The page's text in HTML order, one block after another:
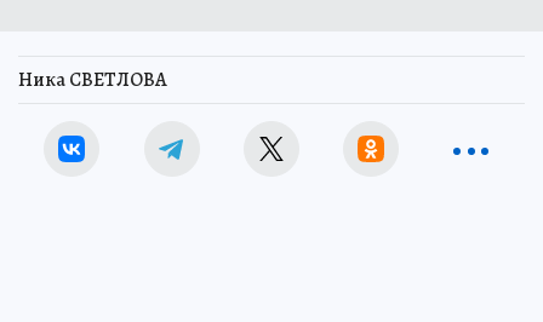
Ника СВЕТЛОВА